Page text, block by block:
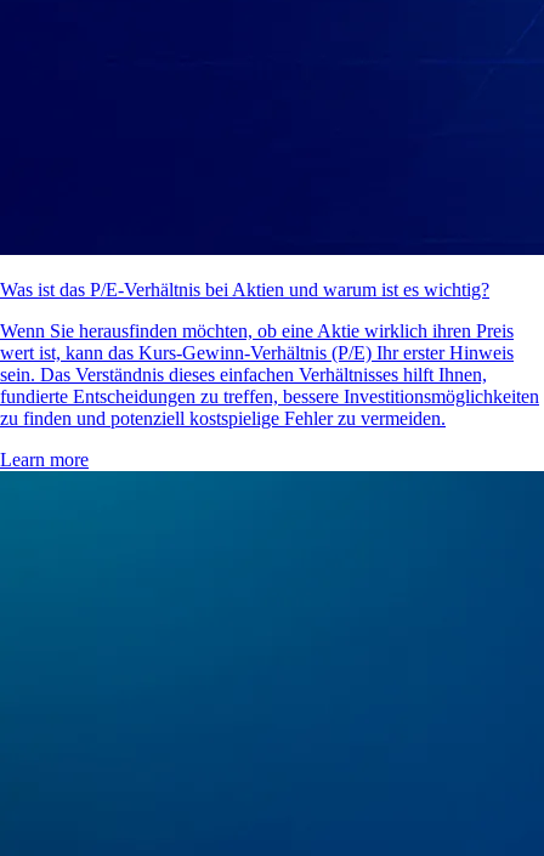
Was ist das P/E-Verhältnis bei Aktien und warum ist es wichtig?
Wenn Sie herausfinden möchten, ob eine Aktie wirklich ihren Preis
wert ist, kann das Kurs-Gewinn-Verhältnis (P/E) Ihr erster Hinweis
sein. Das Verständnis dieses einfachen Verhältnisses hilft Ihnen,
fundierte Entscheidungen zu treffen, bessere Investitionsmöglichkeiten
zu finden und potenziell kostspielige Fehler zu vermeiden.
Learn more